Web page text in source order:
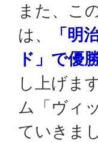
また、こ
は、
「明
ド」で優
し上げま
ム「ヴィ
ていきま